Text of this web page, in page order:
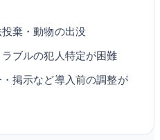
棄・動物の出没
ブルの犯人特定が困難
掲示など導入前の調整が